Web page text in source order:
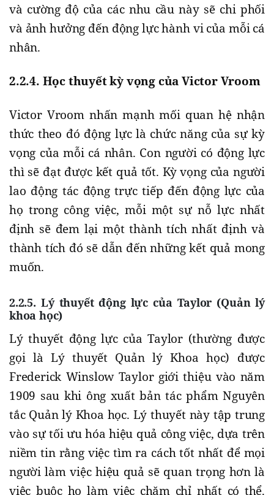
và cường độ của các nhu cầu này sẽ chi phối
và ảnh hưởng đến động lực hành vi của mỗi cá
nhân.
2.2.4. Học thuyết kỳ vọng của Victor Vroom
Victor Vroom nhấn mạnh mối quan hệ nhận
thức theo đó động lực là chức năng của sự kỳ
vọng của mỗi cá nhân. Con người có động lực
thì sẽ đạt được kết quả tốt. Kỳ vọng của người
lao động tác động trực tiếp đến động lực của
họ trong công việc, mỗi một sự nỗ lực nhất
định sẽ đem lại một thành tích nhất định và
thành tích đó sẽ dẫn đến những kết quả mong
muốn.
2.2.5. Lý thuyết động lực của Taylor (Quản lý
khoa học)
Lý thuyết động lực của Taylor (thường được
gọi là Lý thuyết Quản lý Khoa học) được
Frederick Winslow Taylor giới thiệu vào năm
1909 sau khi ông xuất bản tác phẩm Nguyên
tắc Quản lý Khoa học. Lý thuyết này tập trung
vào sự tối ưu hóa hiệu quả công việc, dựa trên
niềm tin rằng việc tìm ra cách tốt nhất để mọi
người làm việc hiệu quả sẽ quan trọng hơn là
việc buộc họ làm việc chăm chỉ nhất có thể.